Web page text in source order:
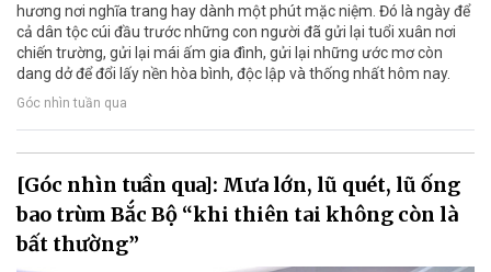
hương nơi nghĩa trang hay dành một phút mặc niệm. Đó là ngày để
cả dân tộc cúi đầu trước những con người đã gửi lại tuổi xuân nơi
chiến trường, gửi lại mái ấm gia đình, gửi lại những ước mơ còn
dang dở để đổi lấy nền hòa bình, độc lập và thống nhất hôm nay.
Góc nhìn tuần qua
[Góc nhìn tuần qua]: Mưa lớn, lũ quét, lũ ống
bao trùm Bắc Bộ “khi thiên tai không còn là
bất thường”